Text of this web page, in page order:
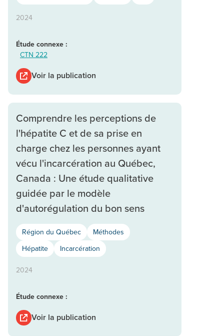
2024
Étude connexe :
CTN 222
Voir la publication
Comprendre les perceptions de
l'hépatite C et de sa prise en
charge chez les personnes ayant
vécu l'incarcération au Québec,
Canada : Une étude qualitative
guidée par le modèle
d'autorégulation du bon sens
Région du Québec
Méthodes
Hépatite
Incarcération
2024
Étude connexe :
Voir la publication